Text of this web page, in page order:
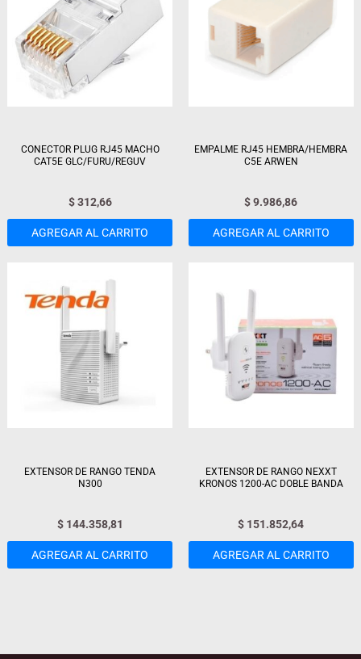
CONECTOR PLUG RJ45 MACHO
CAT5E GLC/FURU/REGUV
$312,66
AGREGAR AL CARRITO
EMPALME RJ45 HEMBRA/HEMBRA
C5E ARWEN
$9.986,86
AGREGAR AL CARRITO
EXTENSOR DE RANGO TENDA
N300
$144.358,81
AGREGAR AL CARRITO
EXTENSOR DE RANGO NEXXT
KRONOS 1200-AC DOBLE BANDA
$ 151.852,64
AGREGAR AL CARRITO